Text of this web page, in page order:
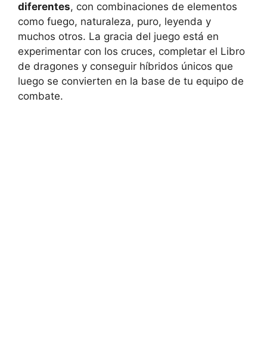
diferentes, con combinaciones de elementos
como fuego, naturaleza, puro, leyenda y
muchos otros. La gracia del juego está en
experimentar con los cruces, completar el Libro
de dragones y conseguir híbridos únicos que
luego se convierten en la base de tu equipo de
combate.